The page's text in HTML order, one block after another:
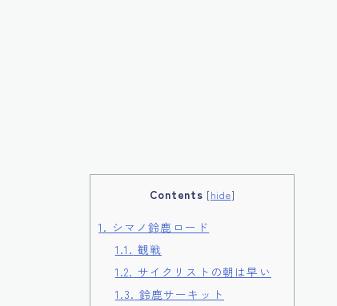
Contents [hide]
1. シマノ鈴鹿ロード
1.1. 観戦
1.2. サイクリストの朝は早い
1.3. 鈴鹿サーキット